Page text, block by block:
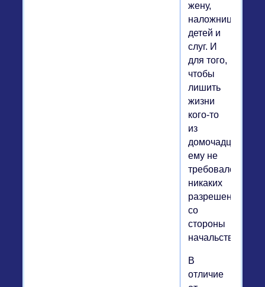
жену,
наложниц,
детей и
слуг. И
для того,
чтобы
лишить
жизни
кого-то
из
домочадцев,
ему не
требовалось
никаких
разрешений
со
стороны
начальства.
В
отличие